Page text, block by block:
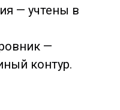
— учтены в
—
контур.